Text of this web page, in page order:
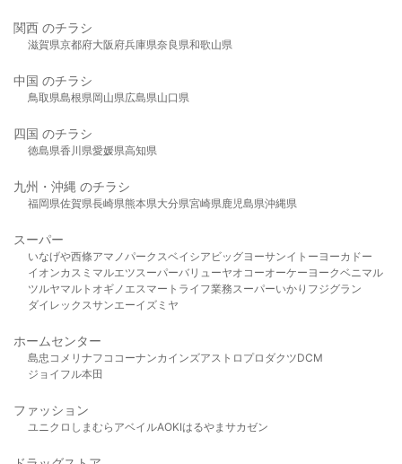
関西 のチラシ
滋賀県京都府大阪府兵庫県奈良県和歌山県
中国 のチラシ
鳥取県島根県岡山県広島県山口県
四国 のチラシ
徳島県香川県愛媛県高知県
九州・沖縄 のチラシ
福岡県佐賀県長崎県熊本県大分県宮崎県鹿児島県沖縄県
スーパー
いなげや西條アマノパークスベイシア ビッグヨーサンイトーヨーカドー
イオンカスミ マルエツスーパーバリューヤオコーオーケー ヨークベニマル
ツルヤマルト オギノ エスマート ライフ業務スーパーいかり フジグラン
ダイレックスサンエーイズミヤ
ホームセンター
島忠 コメリ ナフコ コーナンカインズアストロプロダクツDCM
ジョイフル本田
ファッション
ユニクロ しまむら アベイルAOKIはるやま サカゼン